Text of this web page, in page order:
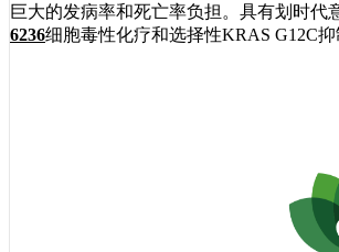
巨大的发病率和死亡率负担。具有划时代
6236细胞毒性化疗和选择性KRAS G12C抑